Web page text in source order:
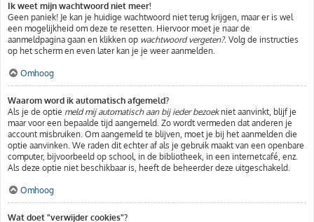
Ik weet mijn wachtwoord niet meer!
Geen paniek! Je kan je huidige wachtwoord niet terug krijgen, maar er is wel
een mogelijkheid om deze te resetten. Hiervoor moet je naar de
aanmeldpagina gaan en klikken op wachtwoord vergeten?. Volg de instructies
op het scherm en even later kan je je weer aanmelden.
Omhoog
Waarom word ik automatisch afgemeld?
Als je de optie meld mij automatisch aan bij ieder bezoekniet aanvinkt, blijf je
maar voor een bepaalde tijd aangemeld. Zo wordt vermeden dat anderen je
account misbruiken. Om aangemeld te blijven, moet je bij het aanmelden die
optie aanvinken. We raden dit echter af als je gebruik maakt van een openbare
computer, bijvoorbeeld op school, in de bibliotheek, in een internetcafé, enz.
Als deze optie niet beschikbaar is, heeft de beheerder deze uitgeschakeld.
Omhoog
Wat doet "verwijder cookies"?